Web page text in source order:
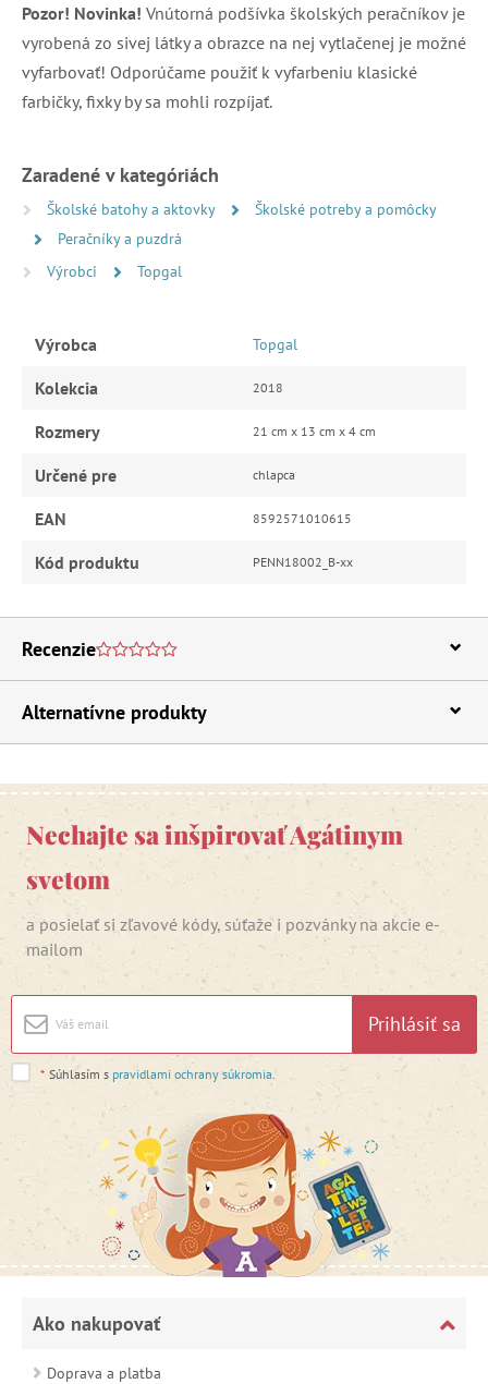
Pozor! Novinka! Vnútorná podšívka školských peračníkov je
vyrobená zo sivej látky a obrazce na nej vytlačenej je možné
vyfarbovať! Odporúčame použiť k vyfarbeniu klasické
farbičky, fixky by sa mohli rozpíjať.
Zaradené v kategóriách
Školské batohy a aktovky
Školské potreby a pomôcky
Peračníky a puzdrá
Výrobci
Topgal
Výrobca Topgal
Kolekcia 2018
Rozmery 21 cm x 13 cm x 4 cm
Určené pre chlapca
EAN 8592571010615
Kód produktu PENN18002_B-xx
Recenzie
Alternatívne produkty
Nechajte sa inšpirovať Agátinym
svetom
a posielať si zľavové kódy, súťaže i pozvánky na akcie e-
mailom
Prihlásiť sa
* Súhlasím s pravidlami ochrany súkromia
Ako nakupovať
Doprava a platba